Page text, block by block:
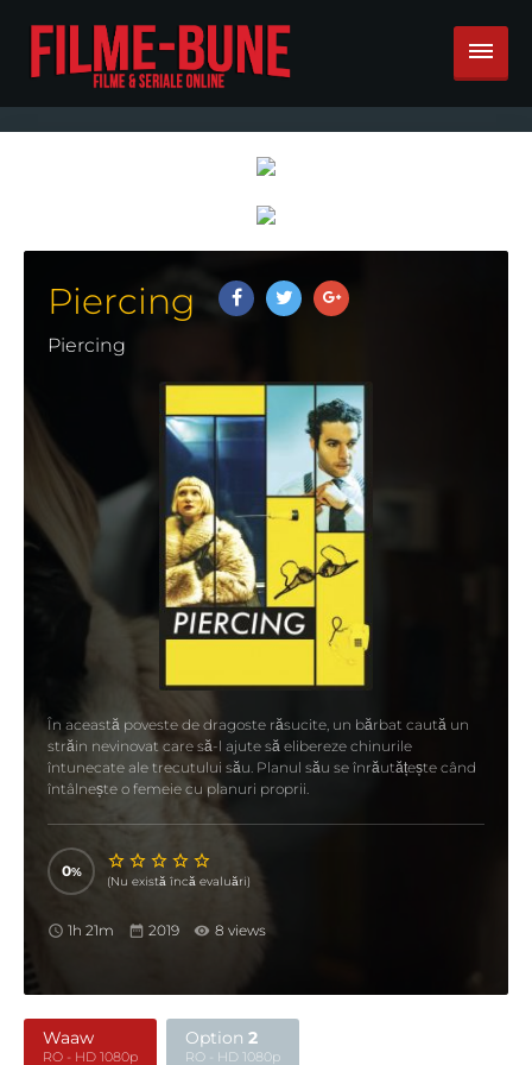
Piercing
Piercing
În această poveste de dragoste răsucite, un bărbat caută un
străin nevinovat care să-l ajute să elibereze chinurile
întunecate ale trecutului său. Planul său se înrăutățește când
întâlnește o femeie cu planuri proprii.
0
(Nu există încă evaluări)
1h 21m 2019 8 views
Waaw
RO - HD 1080p
Option 2
RO - HD 1080p